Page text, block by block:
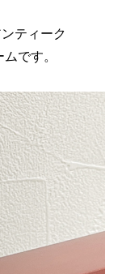
ティーク
です。